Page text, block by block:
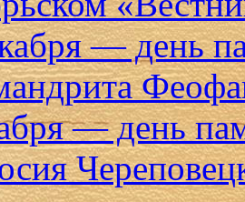
— день
— день